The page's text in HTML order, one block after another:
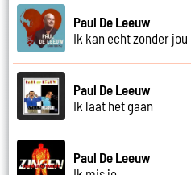
Paul De Leeuw
Ik kan echt zonder jou
Paul De Leeuw
Ik laat het gaan
Paul De Leeuw